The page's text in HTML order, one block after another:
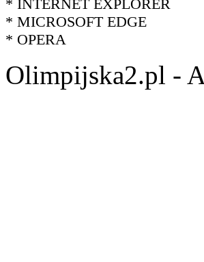
* INTERNET EXPLORER
* MICROSOFT EDGE
* OPERA
Olimpijska2.pl -